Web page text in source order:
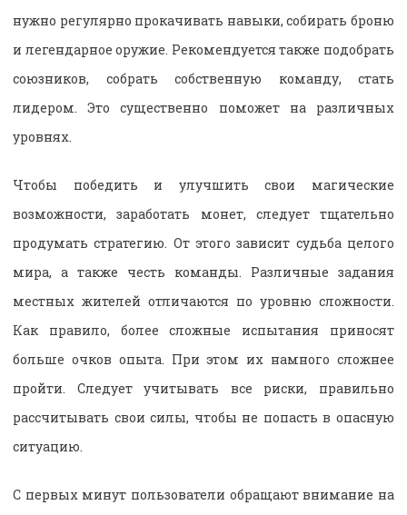
нужно регулярно прокачивать навыки, собирать броню
и легендарное оружие. Рекомендуется также подобрать
союзников, собрать собственную команду, стать
лидером. Это существенно поможет на различных
уровнях.
Чтобы победить и улучшить свои магические
возможности, заработать монет, следует тщательно
продумать стратегию. От этого зависит судьба целого
мира, а также честь команды. Различные задания
местных жителей отличаются по уровню сложности.
Как правило, более сложные испытания приносят
больше очков опыта. При этом их намного сложнее
пройти. Следует учитывать все риски, правильно
рассчитывать свои силы, чтобы не попасть в опасную
ситуацию.
С первых минут пользователи обращают внимание на